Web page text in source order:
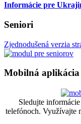
Informácie pre
Seniori
Zjednodušená verzia
Mobilná aplikácia
Sledujte
telefónoch. Využívajte